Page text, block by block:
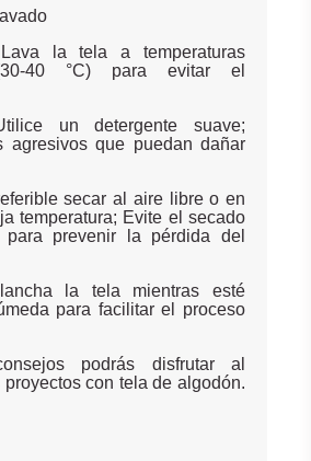
Lava la tela a temperaturas
40 °C) para evitar el
un detergente suave;
agresivos que puedan dañar
secar al aire libre o en
temperatura; Evite el secado
prevenir la pérdida del
la tela mientras esté
para facilitar el proceso
podrás disfrutar al
proyectos con tela de algodón.